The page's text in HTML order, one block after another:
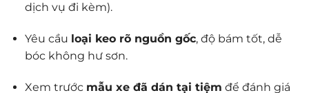
dịch vụ đi kèm).
Yêu cầu loại keo rõ nguồn gốc, độ bám tốt, dễ
bóc không hư sơn.
Xem trước mẫu xe đã dán tại tiệm để đánh giá